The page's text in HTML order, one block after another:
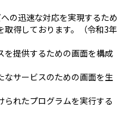
の迅速な対応を実現するため
取得しております。（令和3年
提供するための画面を構成
サービスのための画面を生
れたプログラムを実行する